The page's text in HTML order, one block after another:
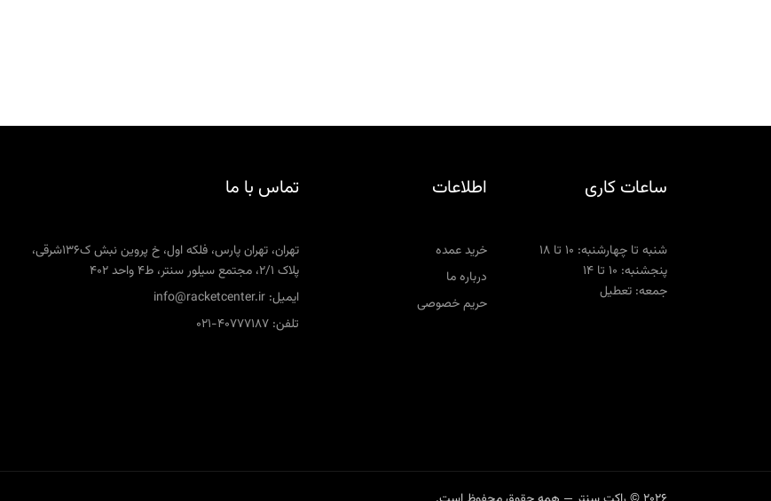
ساعات کاری
شنبه تا چهارشنبه: ۱۰ تا ۱۸
پنجشنبه: ۱۰ تا ۱۴
جمعه: تعطیل
اطلاعات
خرید عمده
درباره ما
حریم خصوصی
تماس با ما
تهران، تهران پارس، فلکه اول، خ پروین نبش ک136شرقی،
پلاک 2/1، مجتمع سیلور سنتر، ط4 واحد 402
ایمیل: info@racketcenter.ir
تلفن: 40777187-021